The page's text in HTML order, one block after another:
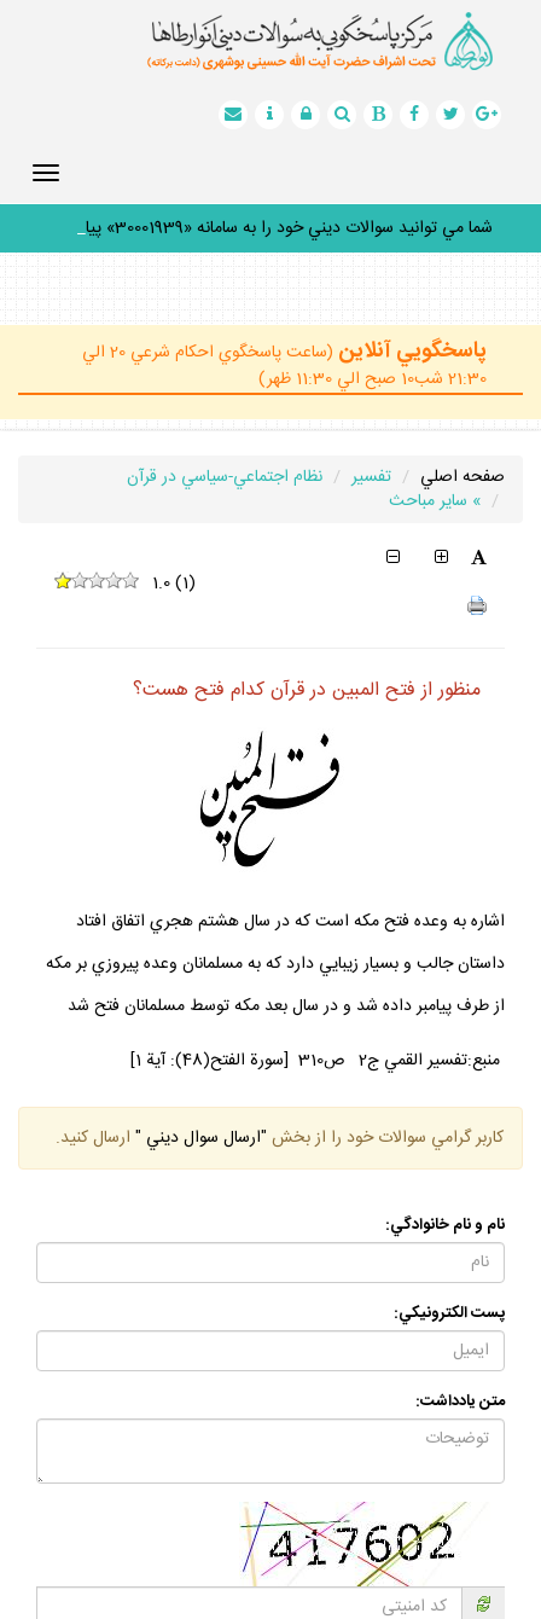
شما مي توانيد سوالات ديني خود را به سامانه «30001939» پيامك
پاسخگويي آنلاين
(ساعت پاسخگوي احكام شرعي 20 الي
21:30 شب10 صبح الي 11:30 ظهر)
صفحه اصلي تفسير
نظام اجتماعي-سياسي در قرآن
» ساير مباحث
1.0(1)
منظور از فتح المبين در قرآن كدام فتح هست؟
اشاره به وعده فتح مكه است كه در سال هشتم هجري اتفاق افتاد
داستان جالب و بسيار زيبايي دارد كه به مسلمانان وعده پيروزي بر مكه
از طرف پيامبر داده شد و در سال بعد مكه توسط مسلمانان فتح شد
منبع:تفسير القمي ج‏2 ص310 [سورة الفتح(48): آية 1]
كاربر گرامي سوالات خود را از بخش "ارسال سوال ديني " ارسال كنيد.
نام و نام خانوادگي:
پست الكترونيكي:
متن يادداشت: